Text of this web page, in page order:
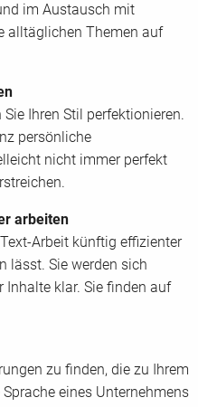
im Austausch mit
alltäglichen Themen auf
Ihren Stil perfektionieren.
persönliche
nicht immer perfekt
arbeiten
Arbeit künftig effizienter
lässt. Sie werden sich
Inhalte klar. Sie finden auf
zu finden, die zu Ihrem
eines Unternehmens